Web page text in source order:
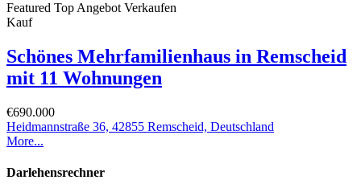
Featured Top Angebot Verkaufen
Kauf
Schönes Mehrfamilienhaus in Remscheid
mit 11 Wohnungen
€690.000
Heidmannstraße 36, 42855 Remscheid, Deutschland
More...
Darlehensrechner